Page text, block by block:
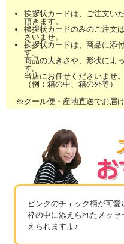
挨拶状カードは、ご注文い
頂きます。
挨拶状カードのみのご注文
さいませ。
挨拶状カードは、商品に添
す。
商品の大きさや、形状によ
す。
当店にお任せくださいませ。
（例：箱の中、箱の外等）
※クール便・産地直送でお届
ピンクのチェック柄が可
枠の中に添えられたメッ
えられますよ♪